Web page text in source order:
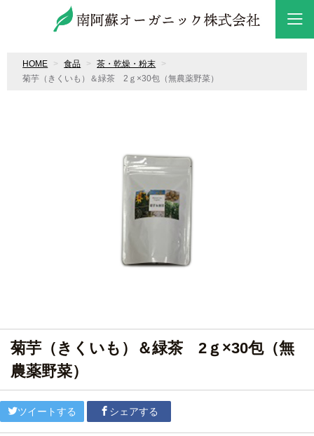
HOME 食品
茶・乾燥・粉末
菊芋（きくいも）＆緑茶 2ｇ×30包（無農薬野菜）
菊芋（きくいも）＆緑茶 2ｇ×30包（無
農薬野菜）
ツイートする シェアする